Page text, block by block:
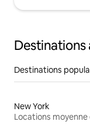
Destinations
Destinations
New York